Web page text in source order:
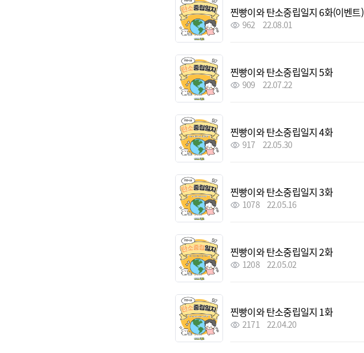
찐빵이와 탄소중립일지 6화(이벤트)
962 22.08.01
찐빵이와 탄소중립일지 5화
909 22.07.22
찐빵이와 탄소중립일지 4화
917 22.05.30
찐빵이와 탄소중립일지 3화
1078 22.05.16
찐빵이와 탄소중립일지 2화
1208 22.05.02
찐빵이와 탄소중립일지 1화
2171 22.04.20